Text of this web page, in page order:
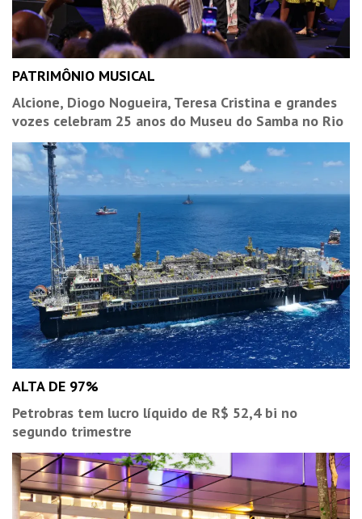
PATRIMÔNIO MUSICAL
Alcione, Diogo Nogueira, Teresa Cristina e grandes
vozes celebram 25 anos do Museu do Samba no Rio
ALTA DE 97%
Petrobras tem lucro líquido de R$ 52,4 bi no
segundo trimestre